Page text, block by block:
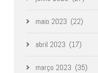
maio 2023 (22)
abril 2023 (17)
março 2023 (35)